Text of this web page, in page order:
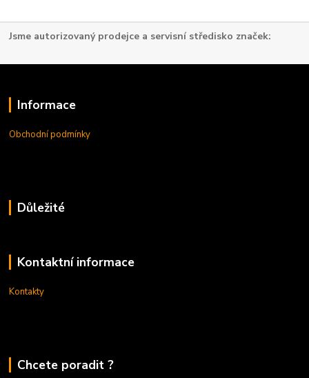
Jsme autorizovaný prodejce a servisní středisko značek:
Informace
Obchodní podmínky
Důležité
Kontaktní informace
Kontakty
Chcete poradit ?